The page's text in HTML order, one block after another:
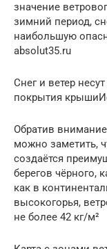
значение
зимний период,
наибольшую
absolut35.ru
Снег и ветер
покрытия
Обратив
можно заметить,
создаётся
берегов чёрного,
как в
высокогорья,
не более 42 кг/м²